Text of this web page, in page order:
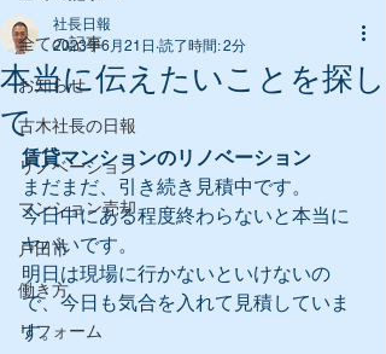
全ての記事
お知らせ
古木社長の日報
リノベーション
マンション売却
戸田市
働き方
リフォーム
本当に伝えたいことを探し
て
社長日報
2023年6月21日 読了時間: 2分
賃貸マンションのリノベーション
まだまだ、引き続き見積中です。
今日中にある程度終わらないと本当に
ヤバいです。
明日は現場に行かないといけないの
で、今日も気合を入れて見積していま
す。